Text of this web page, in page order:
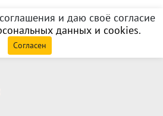
и даю своё согласие
данных и cookies.
Согласен